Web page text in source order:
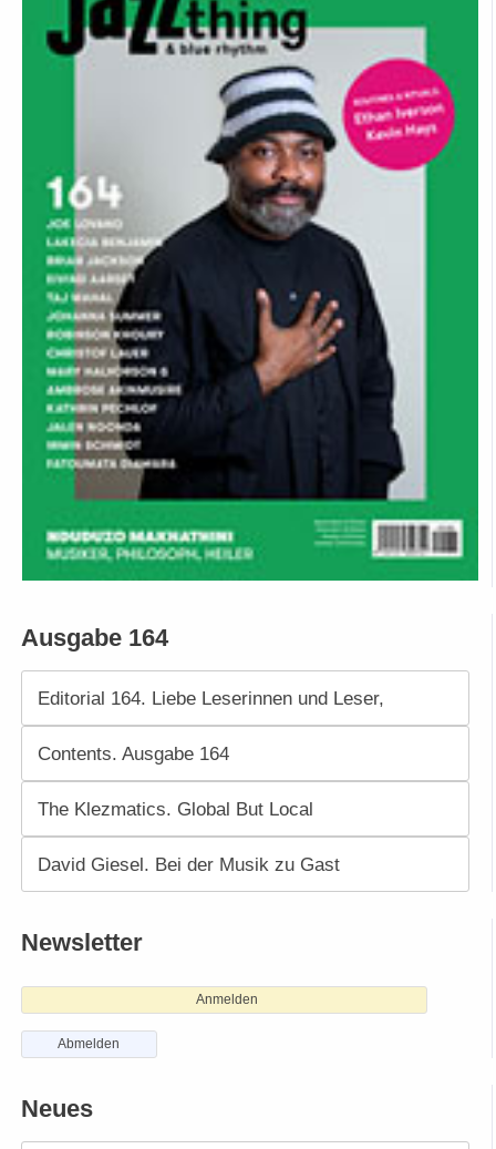
Ausgabe 164
Editorial 164. Liebe Leserinnen und Leser,
Contents. Ausgabe 164
The Klezmatics. Global But Local
David Giesel. Bei der Musik zu Gast
Newsletter
Anmelden
Abmelden
Neues